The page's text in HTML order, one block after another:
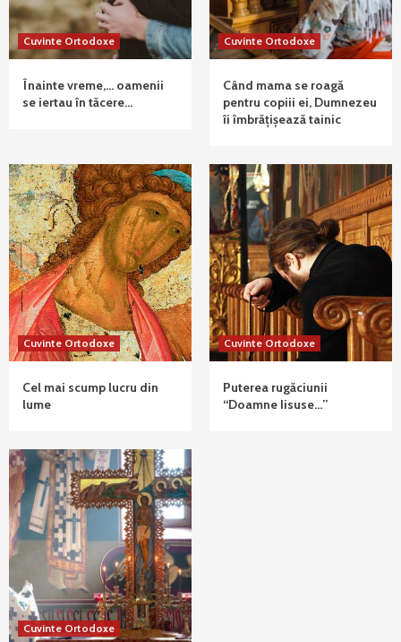
Cuvinte Ortodoxe
Înainte vreme,… oamenii
se iertau în tăcere…
Cuvinte Ortodoxe
Când mama se roagă
pentru copiii ei, Dumnezeu
îi îmbrățișează tainic
Cuvinte Ortodoxe
Cel mai scump lucru din
lume
Cuvinte Ortodoxe
Puterea rugăciunii
“Doamne Iisuse…”
Cuvinte Ortodoxe